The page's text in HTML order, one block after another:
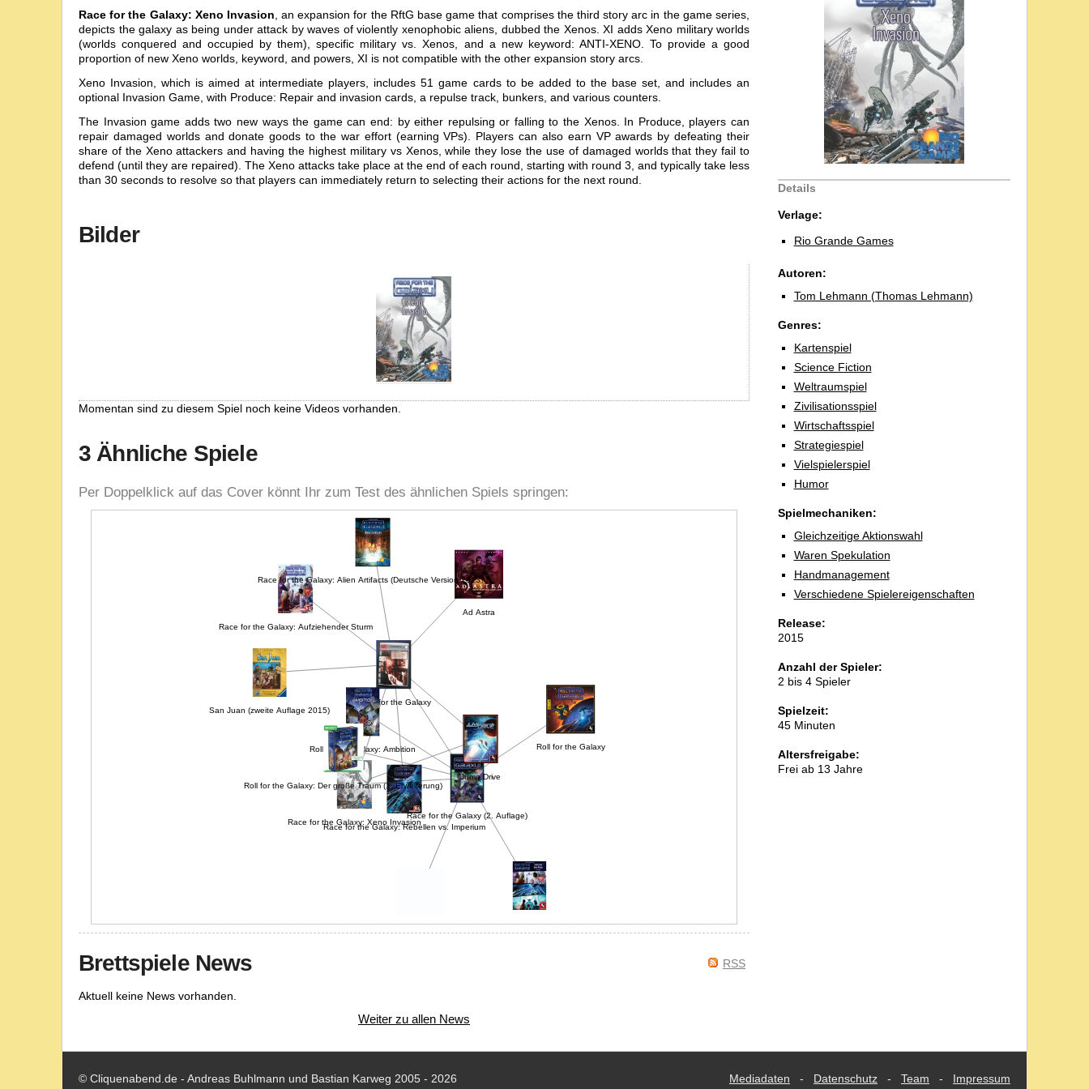
Details
Verlage:
Rio Grande Games
Autoren:
Tom Lehmann (Thomas Lehmann)
Genres:
Kartenspiel
Science Fiction
Weltraumspiel
Zivilisationsspiel
Wirtschaftsspiel
Strategiespiel
Vielspielerspiel
Humor
Spielmechaniken:
Gleichzeitige Aktionswahl
Waren Spekulation
Handmanagement
Verschiedene Spielereigenschaften
Release:
2015
Anzahl der Spieler:
2 bis 4 Spieler
Spielzeit:
45 Minuten
Altersfreigabe:
Frei ab 13 Jahre
Race for the Galaxy: Xeno Invasion , an expansion for the RftG base game that comprises the third story arc in the game series,
depicts the galaxy as being under attack by waves of violently xenophobic aliens, dubbed the Xenos. XI adds Xeno military worlds
(worlds conquered and occupied by them), specific military vs. Xenos, and a new keyword: ANTI-XENO. To provide a good
proportion of new Xeno worlds, keyword, and powers, XI is not compatible with the other expansion story arcs.
Xeno Invasion , which is aimed at intermediate players, includes 51 game cards to be added to the base set, and includes an
optional Invasion Game, with Produce: Repair and invasion cards, a repulse track, bunkers, and various counters.
The Invasion game adds two new ways the game can end: by either repulsing or falling to the Xenos. In Produce, players can
repair damaged worlds and donate goods to the war effort (earning VPs). Players can also earn VP awards by defeating their
share of the Xeno attackers and having the highest military vs Xenos, while they lose the use of damaged worlds that they fail to
defend (until they are repaired). The Xeno attacks take place at the end of each round, starting with round 3, and typically take less
than 30 seconds to resolve so that players can immediately return to selecting their actions for the next round.
Bilder
Momentan sind zu diesem Spiel noch keine Videos vorhanden.
3 Ähnliche Spiele
Per Doppelklick auf das Cover könnt Ihr zum Test des ähnlichen Spiels springen:
Race for the Galaxy
Ad Astra
Race for the Galaxy: Aufziehender Sturm
Race for the Galaxy: Rebellen vs. Imperium
Race for the Galaxy: Alien Artifacts (Deutsche Version 2013?)
Roll for the Galaxy
Race for the Galaxy: Xeno Invasion
San Juan (zweite Auflage 2015)
Roll for the Galaxy: Ambition
Roll for the Galaxy: Der große Traum (1. Erweiterung)
Race for the Galaxy (2. Auflage)
Jump Drive
Race for the Galaxy: Alien Artifacts (deutsch)
Race for the Galaxy: Spiel mit dem Feuer
RSS
Brettspiele News
Aktuell keine News vorhanden.
Weiter zu allen News
Mediadaten - Datenschutz - Team - Impressum
© Cliquenabend.de - Andreas Buhlmann und Bastian Karweg 2005 - 2026